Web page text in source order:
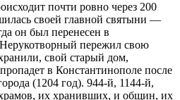
почти ровно через 200
своей главной святыни —
он был перенесен в
пережил свою
свой старый дом,
в Константинополе после
(1204 год). 944-й, 1144-й,
их хранивших, и общин, их